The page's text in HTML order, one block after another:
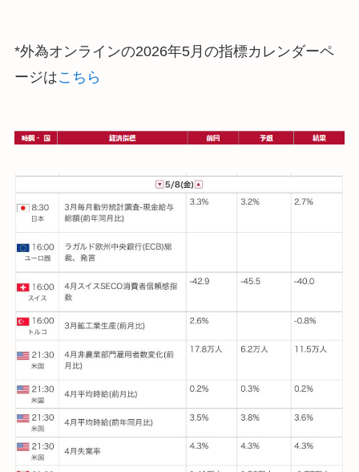
*外為オンラインの2026年5月の指標カレンダーペ
ージはこちら